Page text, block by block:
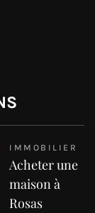
IMMOBILIER
Acheter une
maison à
Rosas